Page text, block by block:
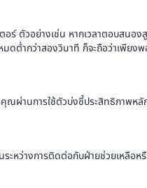
ร์ ตัวอย่างเช่น หากเวลาตอบสนอง
มดต่ำกว่าสองวินาที ก็จะถือว่าเพียง
ผ่านการใช้ตัวบ่งชี้ประสิทธิภาพห
ะหว่างการติดต่อกับฝ่ายช่วยเหลือห